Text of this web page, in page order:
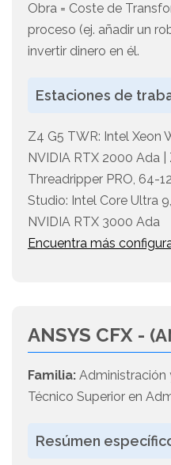
Obra = Coste de
proceso (ej. añadir un
invertir dinero en él.
Estaciones de
Z4 G5 TWR: Intel Xeon
NVIDIA RTX 2000 Ada
Threadripper PRO, 64-
Studio: Intel Core Ultra
NVIDIA RTX 3000 Ada
Encuentra más
ANSYS CFX -
Familia: Administración
Técnico Superior en
Resúmen